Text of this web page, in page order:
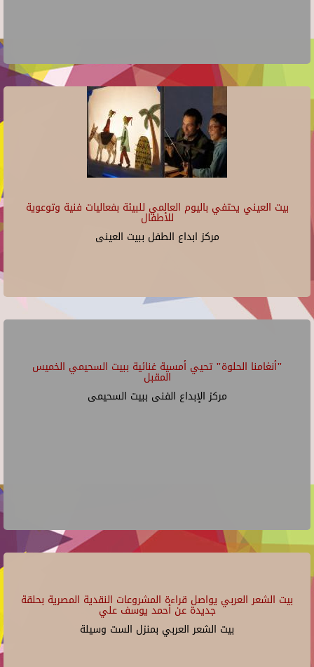
بيت العيني يحتفي باليوم العالمي للبيئة بفعاليات فنية وتوعوية
للأطفال
مركز ابداع الطفل ببيت العينى
"أنغامنا الحلوة" تحيي أمسية غنائية ببيت السحيمي الخميس
المقبل
مركز الإبداع الفنى ببيت السحيمى
بيت الشعر العربي يواصل قراءة المشروعات النقدية المصرية بحلقة
جديدة عن أحمد يوسف علي
بيت الشعر العربي بمنزل الست وسيلة